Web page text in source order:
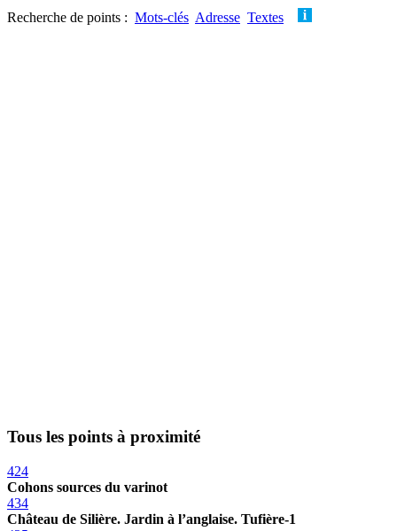
Recherche de points : Mots-clés Adresse Textes
Tous les points à proximité
424
Cohons sources du varinot
434
Château de Silière. Jardin à l’anglaise. Tufière-1